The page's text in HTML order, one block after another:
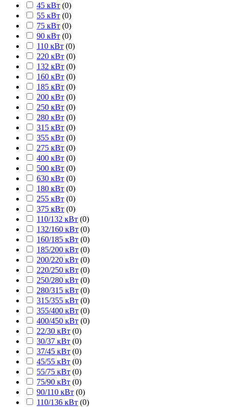
45 кВт (0)
55 кВт (0)
75 кВт (0)
90 кВт (0)
110 кВт (0)
220 кВт (0)
132 кВт (0)
160 кВт (0)
185 кВт (0)
200 кВт (0)
250 кВт (0)
280 кВт (0)
315 кВт (0)
355 кВт (0)
275 кВт (0)
400 кВт (0)
500 кВт (0)
630 кВт (0)
180 кВт (0)
255 кВт (0)
375 кВт (0)
110/132 кВт (0)
132/160 кВт (0)
160/185 кВт (0)
185/200 кВт (0)
200/220 кВт (0)
220/250 кВт (0)
250/280 кВт (0)
280/315 кВт (0)
315/355 кВт (0)
355/400 кВт (0)
400/450 кВт (0)
22/30 кВт (0)
30/37 кВт (0)
37/45 кВт (0)
45/55 кВт (0)
55/75 кВт (0)
75/90 кВт (0)
90/110 кВт (0)
110/136 кВт (0)